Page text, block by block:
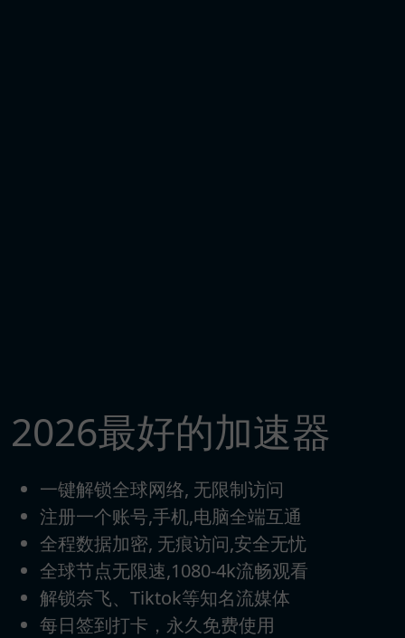
2026最好的加速器
一键解锁全球网络, 无限制访问
注册一个账号,手机,电脑全端互通
全程数据加密, 无痕访问,安全无忧
全球节点无限速,1080-4k流畅观看
解锁奈飞、Tiktok等知名流媒体
每日签到打卡，永久免费使用